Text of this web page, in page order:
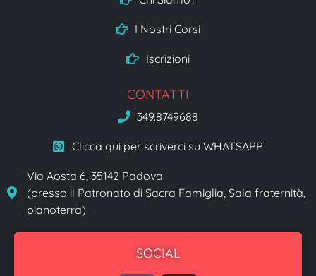
I Nostri Corsi
Iscrizioni
CONTATTI
349.8749688
Clicca qui per scriverci su WHATSAPP
Via Aosta 6, 35142 Padova
(presso il Patronato di Sacra Famiglia, Sala fraternità,
pianoterra)
SOCIAL